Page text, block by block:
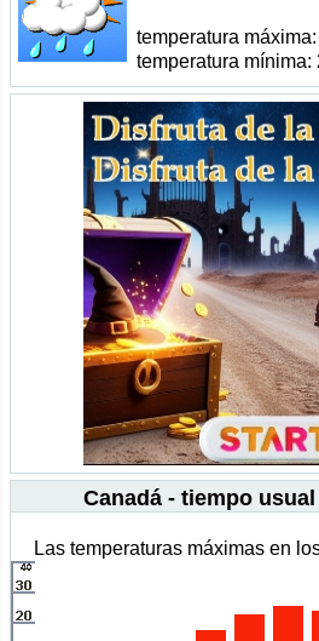
temperatura máxima:
temperatura mínima:
Canadá - tiempo
Las temperaturas máximas en